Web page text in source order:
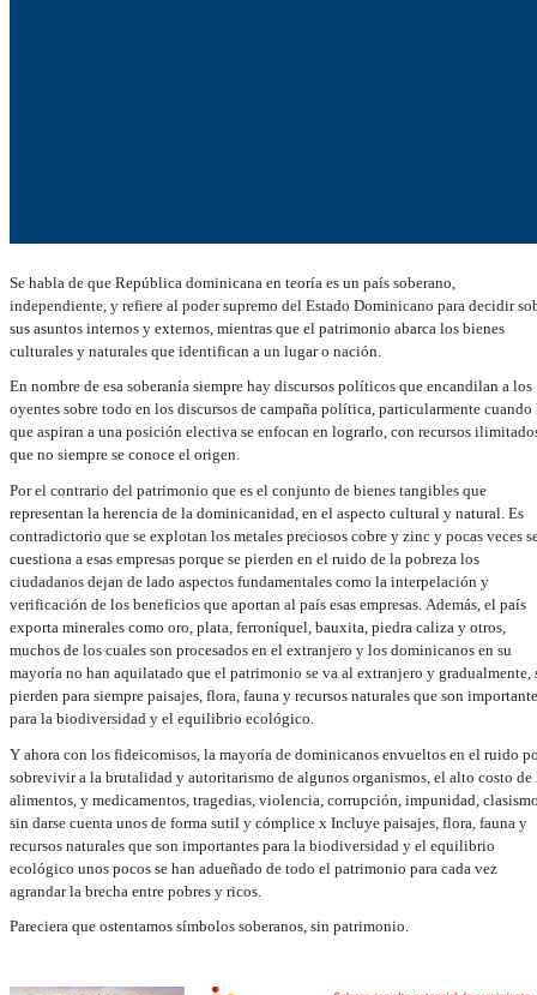
Sehabla de que República dominicana en teoría es un país soberano,
independiente, y refiere al poder supremo del Estado Dominicano para decidir
sus asuntos internos y externos, mientras que el patrimonio abarca los bienes
culturales y naturales que identifican a un lugar o nación.
En nombre de esa soberanía siempre hay discursos políticos que encandilan a los
oyentes sobre todo en los discursos de campaña política, particularmente cuando
que aspiran a una posición electiva se enfocan en lograrlo, con recursos
que no siempre se conoce el origen.
Por el contrario del patrimonio que es el conjunto de bienes tangibles que
representan la herencia de la dominicanidad, en el aspecto cultural y natural. Es
contradictorio que se explotan los metales preciosos cobre y zinc y pocas veces
cuestiona a esas empresas porque se pierden en el ruido de la pobreza los
ciudadanos dejan de lado aspectos fundamentales como la interpelación y
verificación de los beneficios que aportan al país esas empresas. Además, el país
exporta minerales como oro, plata, ferroníquel, bauxita, piedra caliza y otros,
muchos de los cuales son procesados en el extranjero y los dominicanos en su
mayoría no han aquilatado que el patrimonio se va al extranjero y gradualmente,
pierden para siempre paisajes, flora, fauna y recursos naturales que son
para la biodiversidad y el equilibrio ecológico.
Y ahora con los fideicomisos, la mayoría de dominicanos envueltos en el ruido
sobrevivir a la brutalidad y autoritarismo de algunos organismos, el alto costo de
alimentos, y medicamentos, tragedias, violencia, corrupción, impunidad,
sin darse cuenta unos de forma sutil y cómplice x Incluye paisajes, flora, fauna y
recursos naturales que son importantes para la biodiversidad y el equilibrio
ecológico unos pocos se han adueñado de todo el patrimonio para cada vez
agrandar la brecha entre pobres y ricos.
Pareciera que ostentamos símbolos soberanos, sin patrimonio.